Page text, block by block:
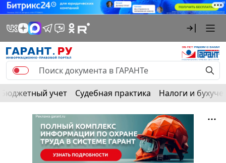
Бюджетный учет Судебная практика Налоги и